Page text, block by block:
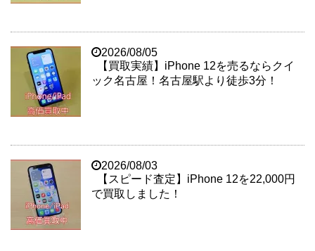
2026/08/05
【買取実績】iPhone 12を売るならクイ
ック名古屋！名古屋駅より徒歩3分！
2026/08/03
【スピード査定】iPhone 12を22,000円
で買取しました！